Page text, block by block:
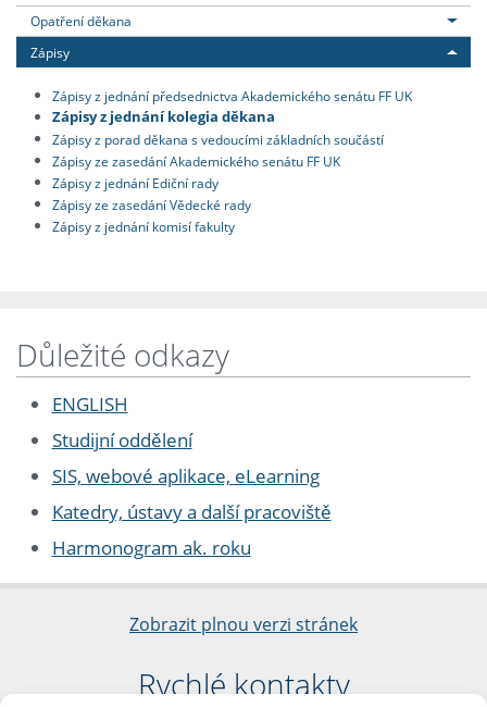
Opatření děkana
Zápisy
Zápisy z jednání předsednictva Akademického senátu FF UK
Zápisy z jednání kolegia děkana
Zápisy z porad děkana s vedoucími základních součástí
Zápisy ze zasedání Akademického senátu FF UK
Zápisy z jednání Ediční rady
Zápisy ze zasedání Vědecké rady
Zápisy z jednání komisí fakulty
Důležité odkazy
ENGLISH
Studijní oddělení
SIS, webové aplikace, eLearning
Katedry, ústavy a další pracoviště
Harmonogram ak. roku
Zobrazit plnou verzi stránek
Rychlé kontakty